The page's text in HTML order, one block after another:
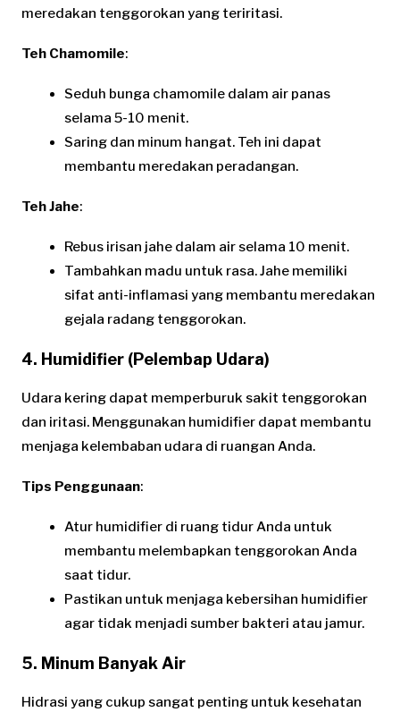
meredakan tenggorokan yang teriritasi.
Teh Chamomile:
Seduh bunga chamomile dalam air panas
selama 5-10 menit.
Saring dan minum hangat. Teh ini dapat
membantu meredakan peradangan.
Teh Jahe:
Rebus irisan jahe dalam air selama 10 menit.
Tambahkan madu untuk rasa. Jahe memiliki
sifat anti-inflamasi yang membantu meredakan
gejala radang tenggorokan.
4. Humidifier (Pelembap Udara)
Udara kering dapat memperburuk sakit tenggorokan
dan iritasi. Menggunakan humidifier dapat membantu
menjaga kelembaban udara di ruangan Anda.
Tips Penggunaan:
Atur humidifier di ruang tidur Anda untuk
membantu melembapkan tenggorokan Anda
saat tidur.
Pastikan untuk menjaga kebersihan humidifier
agar tidak menjadi sumber bakteri atau jamur.
5. Minum Banyak Air
Hidrasi yang cukup sangat penting untuk kesehatan